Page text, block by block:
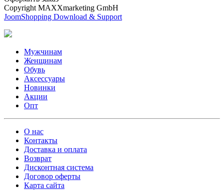
Copyright MAXXmarketing GmbH
JoomShopping Download & Support
Мужчинам
Женщинам
Обувь
Аксессуары
Новинки
Акции
Опт
О нас
Контакты
Доставка и оплата
Возврат
Дисконтная система
Договор оферты
Карта сайта